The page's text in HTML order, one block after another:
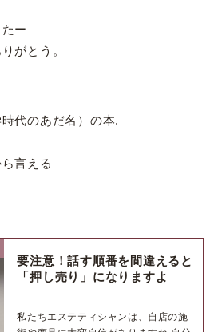
ー
がとう。
代のあだ名）の本.
言える
要注意！話す順番を間違えると
「押し売り」になりますよ
私たちエステティシャンは、自店の施